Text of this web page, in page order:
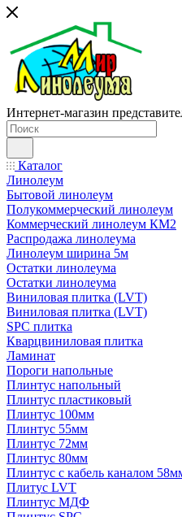
Интернет-магазин
Каталог
Линолеум
Бытовой линолеум
Полукоммерческий линолеум
Коммерческий линолеум КМ2
Распродажа линолеума
Линолеум ширина 5м
Остатки линолеума
Остатки линолеума
Виниловая плитка (LVT)
Виниловая плитка (LVT)
SPC плитка
Кварцвиниловая плитка
Ламинат
Пороги напольные
Плинтус напольный
Плинтус пластиковый
Плинтус 100мм
Плинтус 55мм
Плинтус 72мм
Плинтус 80мм
Плинтус с кабель каналом
Плитус LVT
Плинтус МДФ